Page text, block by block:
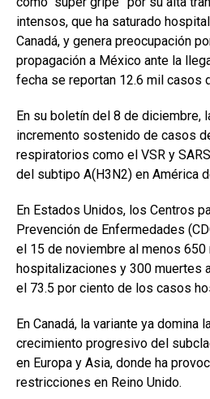
intensos, que ha saturado
Canadá, y genera preocupación
propagación a México ante la
fecha se reportan 12.6 mil casos
En su boletín del 8 de diciembre,
incremento sostenido de casos
respiratorios como el VSR y
del subtipo A(H3N2) en América
En Estados Unidos, los Centros
Prevención de Enfermedades
el 15 de noviembre al menos
hospitalizaciones y 300 muertes
el 73.5 por ciento de los casos
En Canadá, la variante ya domina
crecimiento progresivo del
en Europa y Asia, donde ha
restricciones en Reino Unido.